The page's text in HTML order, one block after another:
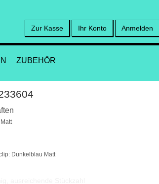
Zur Kasse Ihr Konto Anmelden
ZUBEHÖR
Dunkelblau Matt